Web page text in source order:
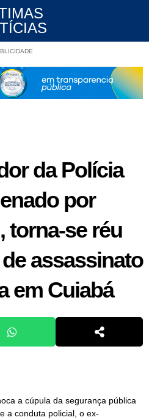
da Polícia
por
torna-se réu
assassinato
em Cuiabá
a cúpula da segurança pública
a conduta policial, o ex-